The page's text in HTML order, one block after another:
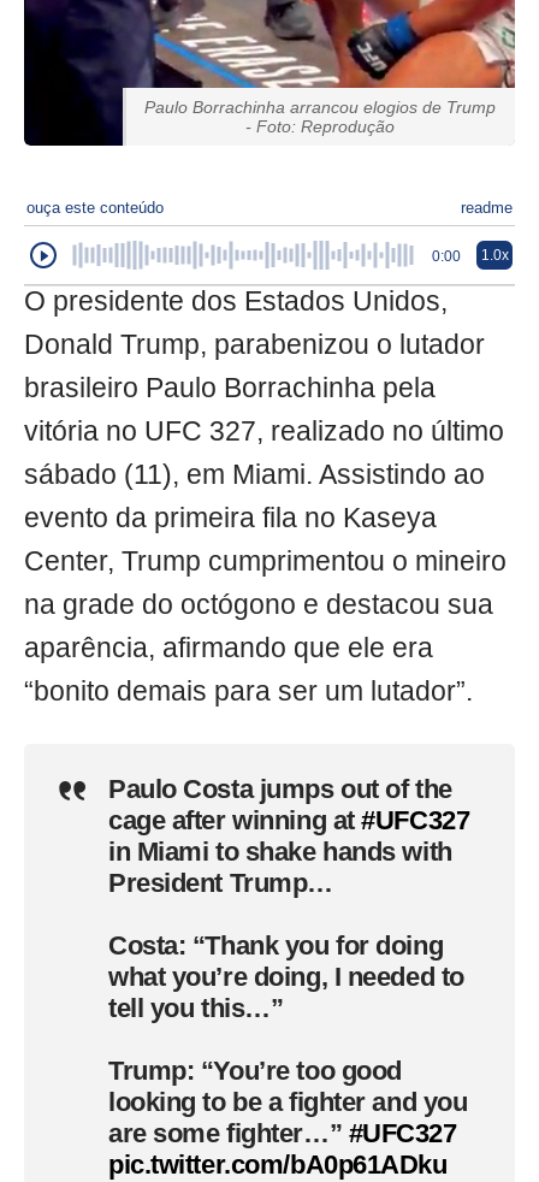
Paulo Borrachinha arrancou elogios de Trump
- Foto: Reprodução
ouça este conteúdo readme
0:00 1.0x
O presidente dos Estados Unidos,
Donald Trump, parabenizou o lutador
brasileiro Paulo Borrachinha pela
vitória no UFC 327, realizado no último
sábado (11), em Miami. Assistindo ao
evento da primeira fila no Kaseya
Center, Trump cumprimentou o mineiro
na grade do octógono e destacou sua
aparência, afirmando que ele era
“bonito demais para ser um lutador”.
Paulo Costa jumps out of the
cage after winning at#UFC327
in Miami to shake hands with
President Trump…
Costa: “Thank you for doing
what you’re doing, I needed to
tell you this…”
Trump: “You’re too good
looking to be a fighter and you
are some fighter…” #UFC327
pic.twitter.com/bA0p61ADku